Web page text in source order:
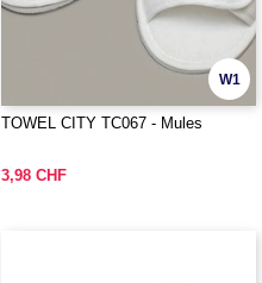
W1
TOWEL CITY TC067 - Mules
3,98 CHF